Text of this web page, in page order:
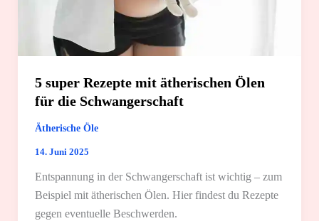
5 super Rezepte mit ätherischen Ölen
für die Schwangerschaft
Ätherische Öle
14. Juni 2025
Entspannung in der Schwangerschaft ist wichtig – zum
Beispiel mit ätherischen Ölen. Hier findest du Rezepte
gegen eventuelle Beschwerden.